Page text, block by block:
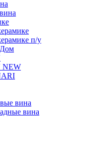
п/у
NEW
вина
вина